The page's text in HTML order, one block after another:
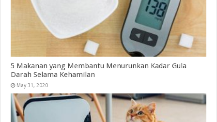
5 Makanan yang Membantu Menurunkan Kadar Gula
Darah Selama Kehamilan
May 31, 2020